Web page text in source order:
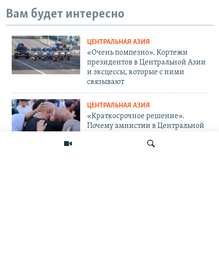
Вам будет интересно
ЦЕНТРАЛЬНАЯ АЗИЯ
«Очень помпезно». Кортежи
президентов в Центральной Азии
и эксцессы, которые с ними
связывают
ЦЕНТРАЛЬНАЯ АЗИЯ
«Краткосрочное решение».
Почему амнистии в Центральной